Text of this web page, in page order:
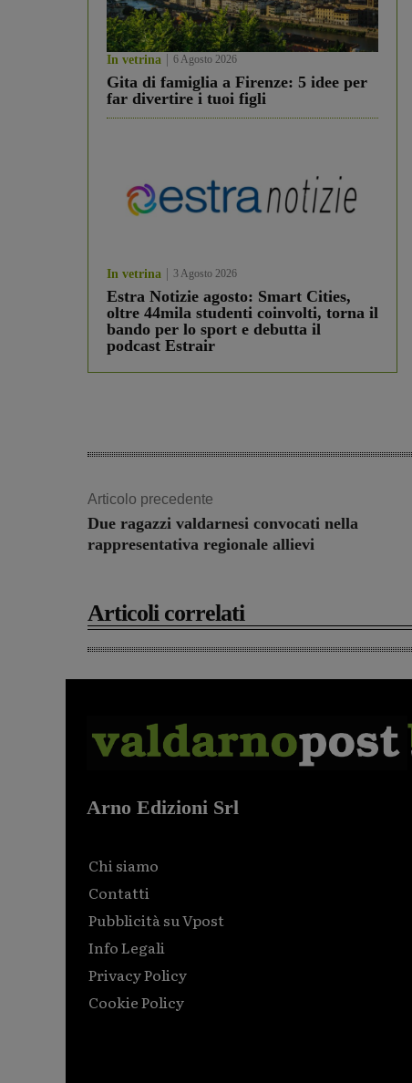
In vetrina 6 Agosto 2026
Gita di famiglia a Firenze: 5 idee per
far divertire i tuoi figli
In vetrina 3 Agosto 2026
Estra Notizie agosto: Smart Cities,
oltre 44mila studenti coinvolti, torna il
bando per lo sport e debutta il
podcast Estrair
Articolo precedente
Due ragazzi valdarnesi convocati nella
rappresentativa regionale allievi
Articoli correlati
Arno Edizioni Srl
Chi siamo
Contatti
Pubblicità su Vpost
Info Legali
Privacy Policy
Cookie Policy